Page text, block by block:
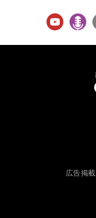
広告掲